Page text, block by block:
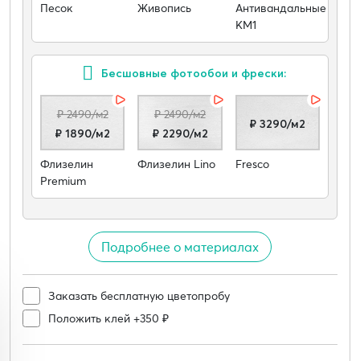
Песок Живопись
Антивандальные
КМ1
Бесшовные фотообои и фрески:
₽ 2490/м2
₽ 1890/м2
Флизелин
Premium
₽ 2490/м2
₽ 2290/м2
Флизелин Lino
₽ 3290/м2
Fresco
Подробнее о материалах
Заказать бесплатную цветопробу
Положить клей +350 ₽